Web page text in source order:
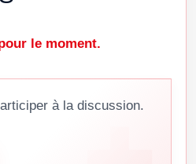
le moment.
à la discussion.